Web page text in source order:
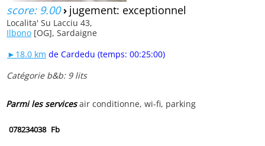
score: 9.00› jugement: exceptionnel
Localita' Su Lacciu 43,
Ilbono [OG], Sardaigne
►18.0 km de Cardedu (temps: 00:25:00)
Catégorie b&b: 9 lits
Parmi les servicesair conditionne, wi-fi, parking
078234038 Fb